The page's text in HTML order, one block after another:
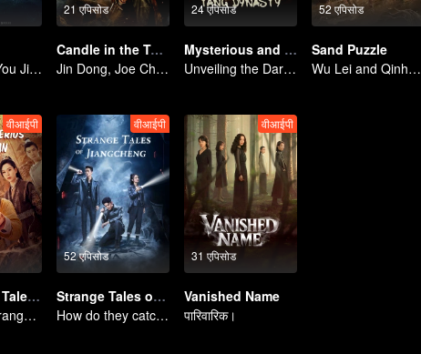
Bai Yu and You Jingru Became the super detective
21 एपिसोड
Candle in the Tomb: the Ancient City of Jingjue
Jin Dong, Joe Chen unlock an adventure in the tomb
24 एपिसोड
Mysterious and Absurd Cases of the Tang Dynasty
Unveiling the Dark Truths in Chang'an's Golden Era
52 एपिसोड
Sand Puzzle
Wu Lei and Qinhao opens their adventure tour.
वीआईपी
Mysterious Tales of Chang'An
Frequent Strange Cases in Chang'an! Only For The Daring People
52 एपिसोड
वीआईपी
Strange Tales of Jiang Cheng
How do they catch the killer?
31 एपिसोड
वीआईपी
Vanished Name
पारिवारिक।